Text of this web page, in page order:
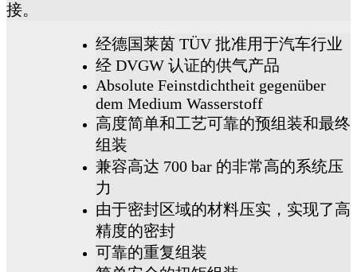
接。
经德国莱茵 TÜV批准用于汽车行业
经 DVGW 认证的供气产品
Absolute Feinstdichtheit gegenüber
dem Medium Wasserstoff
高度简单和工艺可靠的预组装和最终
组装
兼容高达 700 bar 的非常高的系统压
力
由于密封区域的材料压实，实现了高
精度的密封
可靠的重复组装